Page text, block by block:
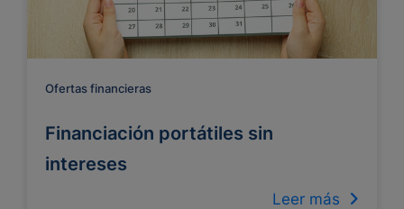
Ofertas financieras
Financiación portátiles sin
intereses
Leer más